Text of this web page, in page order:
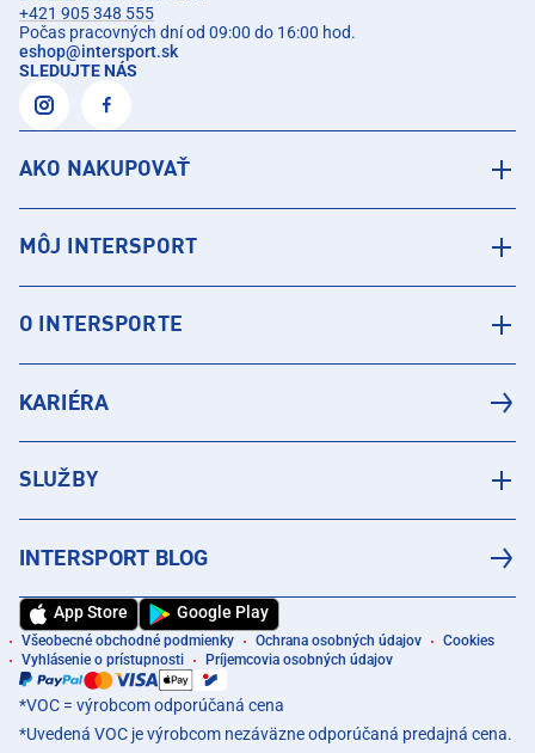
+421 905 348 555
Počas pracovných dní od 09:00 do 16:00 hod.
eshop@intersport.sk
SLEDUJTE NÁS
AKO NAKUPOVAŤ
MÔJ INTERSPORT
O INTERSPORTE
KARIÉRA
SLUŽBY
INTERSPORT BLOG
App Store Google Play
Všeobecné obchodné podmienky Ochrana osobných údajov
Cookies
Vyhlásenie o prístupnosti
Príjemcovia osobných údajov
*VOC = výrobcom odporúčaná cena
*Uvedená VOC je výrobcom nezáväzne odporúčaná predajná cena.